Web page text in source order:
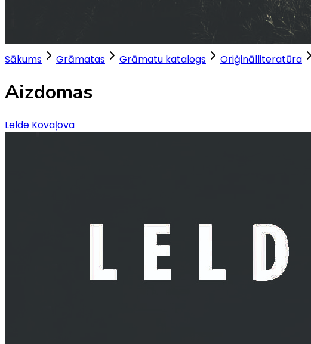
Sākums Grāmatas Grāmatu katalogs Oriģinālliteratūra
Aizdomas
Lelde Kovaļova